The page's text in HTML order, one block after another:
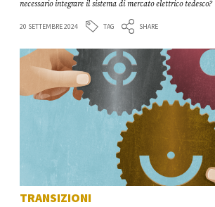
necessario integrare il sistema di mercato elettrico tedesco?
20 SETTEMBRE 2024 TAG SHARE
TRANSIZIONI